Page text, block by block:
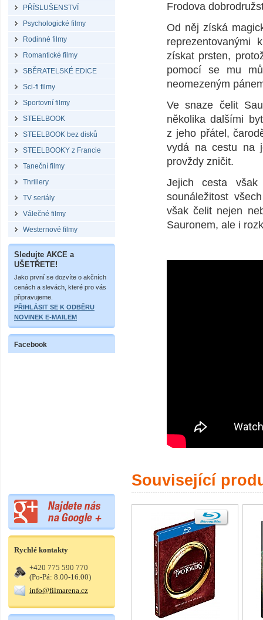
PŘÍSLUŠENSTVÍ
Psychologické filmy
Rodinné filmy
Romantické filmy
SBĚRATELSKÉ EDICE
Sci-fi filmy
Sportovní filmy
STEELBOOK
STEELBOOK bez disků
STEELBOOKY z Francie
Taneční filmy
Thrillery
TV seriály
Válečné filmy
Westernové filmy
Sledujte AKCE a
UŠETŘETE!
Jako první se dozvíte o akčních
cenách a slevách, které pro vás
připravujeme.
PŘIHLÁSIT SE K ODBĚRU
NOVINEK E-MAILEM
Facebook
Rychlé kontakty
+420 775 590 770
(Po-Pá: 8.00-16.00)
info@filmarena.cz
Frodova
Od něj získá
reprezentovanými
získat prsten,
pomocí se mu
neomezeným
Ve snaze čelit
několika dalšími
z jeho přátel,
vydá na cestu na
provždy zničit.
Jejich cesta
sounáležitost
však čelit nejen
Sauronem, ale i
Související